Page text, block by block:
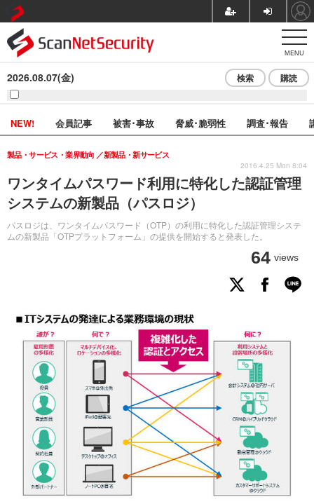
MENU
2026.08.07(金) 検索 購読
NEW! 会員記事 被害･事故 脅威･脆弱性 調査･報告
ワンタイムパスワード利用に特化した認証管理
システムの新製品（パスロジ）
パスロジは、ワンタイムパスワード（OTP）の利用に特化した認証管理システ
ムの新製品「OTPプラットフォーム」の提供を開始すると発表した。
製品・サービス・業界動向 新製品・新サービス
64 views
2016.4.25 Mon 8:04